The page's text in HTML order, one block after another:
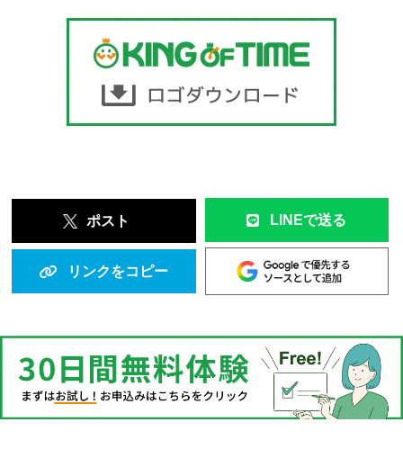
ポスト LINEで送る
リンクをコピー